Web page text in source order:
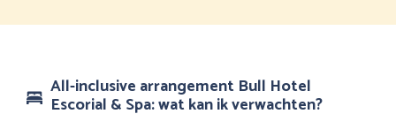
All-inclusive arrangement Bull Hotel
Escorial & Spa: wat kan ik verwachten?